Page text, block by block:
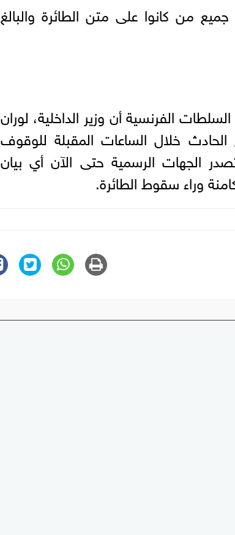
من كانوا على متن الطائرة والبالغ
الفرنسية أن وزير الداخلية، لوران
خلال الساعات المقبلة للوقوف
الجهات الرسمية حتى الآن أي بيان
وراء سقوط الطائرة.